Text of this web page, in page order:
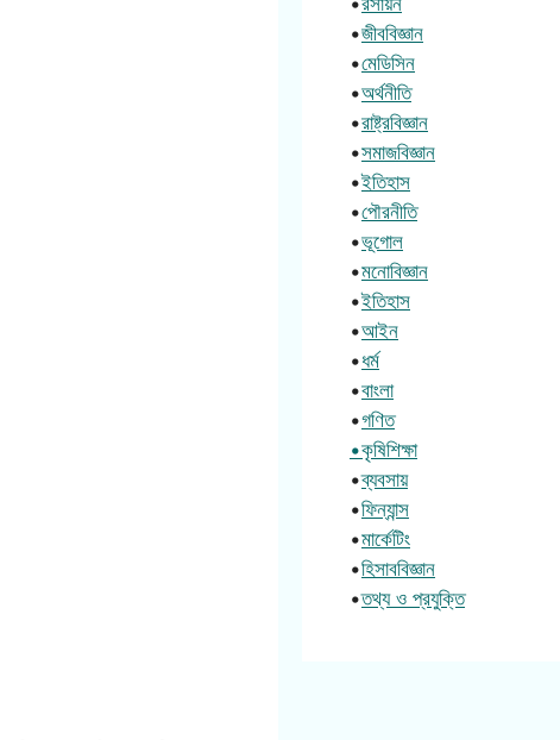
•জীববিজ্ঞান
•মেডিসিন
•অর্থনীতি
•রাষ্ট্রবিজ্ঞান
•সমাজবিজ্ঞান
•ইতিহাস
•পৌরনীতি
•ভূগোল
•মনোবিজ্ঞান
•ইতিহাস
•আইন
•ধর্ম
•বাংলা
•গণিত
•কৃষিশিক্ষা
•ব্যবসায়
•ফিন্যান্স
•মার্কেটিং
•হিসাববিজ্ঞান
•তথ্য ও প্রযুক্তি